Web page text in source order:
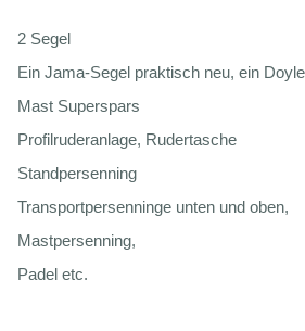
2 Segel
Ein Jama-Segel praktisch neu, ein
Mast Superspars
Profilruderanlage, Rudertasche
Standpersenning
Transportpersenninge unten und oben,
Mastpersenning,
Padel etc.